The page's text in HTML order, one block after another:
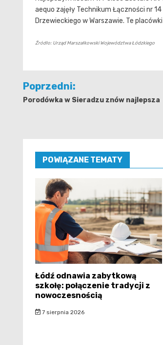
aequo zajęły Technikum Łączności nr
Drzewieckiego w Warszawie. Te
Źródło: Urząd Marszałkowski Województwa Łódzkiego
Nawigacja
wpisu
Poprzedni:
Porodówka w Sieradzu znów najlepsza
POWIĄZANE TEMATY
Łódź odnawia zabytkową
szkołę: połączenie tradycji z
nowoczesnością
7 sierpnia 2026